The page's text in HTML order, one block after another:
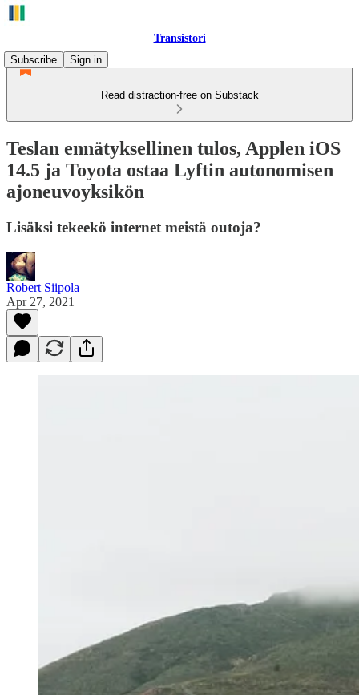
Transistori
Subscribe
Sign in
Read distraction-free on Substack
Teslan ennätyksellinen tulos, Applen iOS
14.5 ja Toyota ostaa Lyftin autonomisen
ajoneuvoyksikön
Lisäksi tekeekö internet meistä outoja?
Robert Siipola
Apr 27, 2021